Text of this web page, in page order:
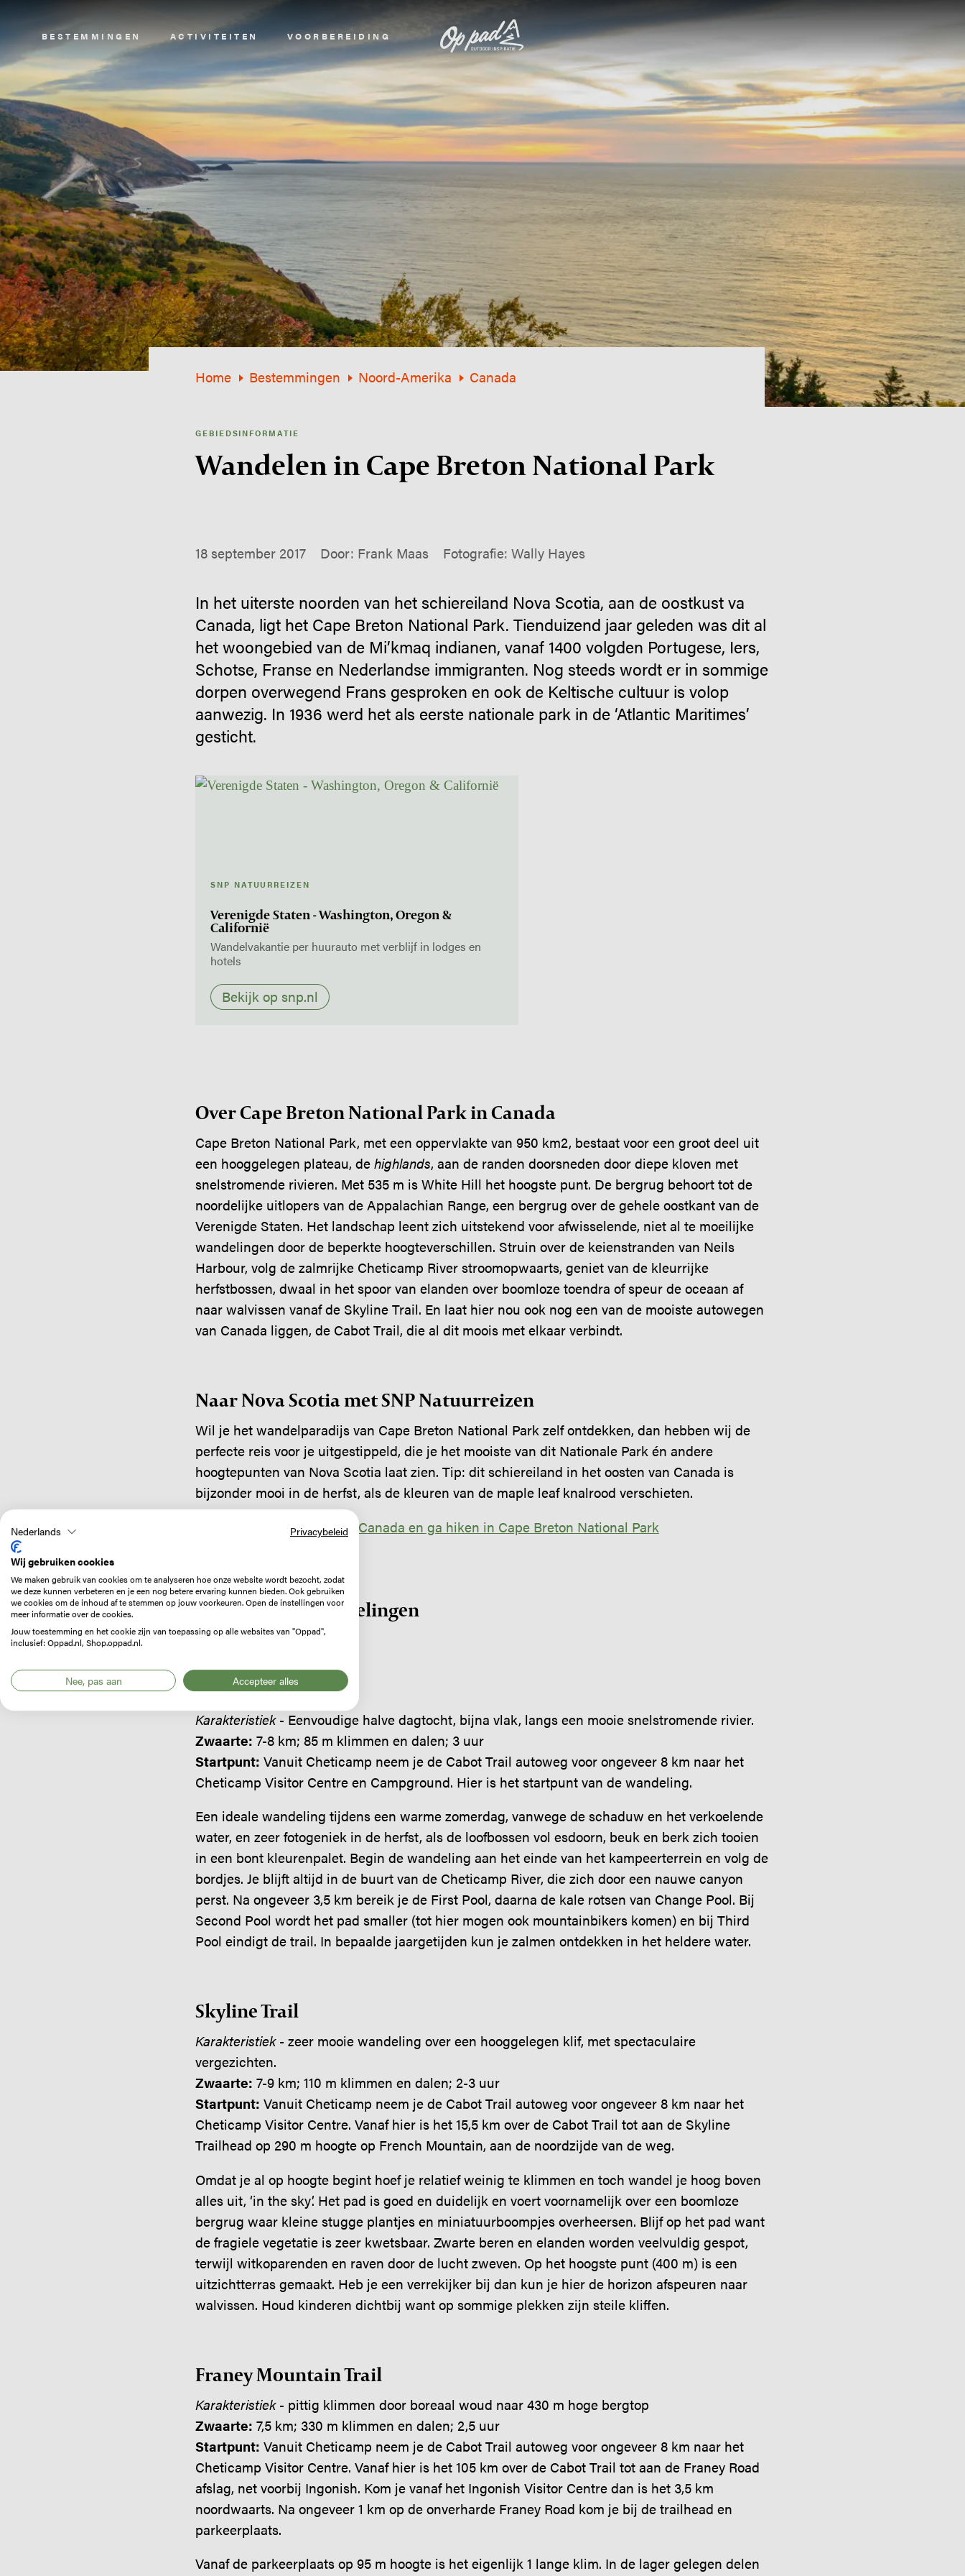
BESTEMMINGEN ACTIVITEITEN VOORBEREIDING
Home Bestemmingen Noord-Amerika Canada
GEBIEDSINFORMATIE
Wandelen in Cape Breton National Park
18 september 2017 Door: Frank Maas Fotografie: Wally Hayes
SNP NATUURREIZEN
Verenigde Staten - Washington, Oregon &
Californië
Wandelvakantie per huurauto met verblijf in lodges en
hotels
Bekijk op snp.nl
In het uiterste noorden van het schiereiland Nova Scotia, aan de oostkust va
Canada, ligt het Cape Breton National Park. Tienduizend jaar geleden was dit al
het woongebied van de Mi’kmaq indianen, vanaf 1400 volgden Portugese, Iers,
Schotse, Franse en Nederlandse immigranten. Nog steeds wordt er in sommige
dorpen overwegend Frans gesproken en ook de Keltische cultuur is volop
aanwezig. In 1936 werd het als eerste nationale park in de ‘Atlantic Maritimes’
gesticht.
Over Cape Breton National Park in Canada
Cape Breton National Park, met een oppervlakte van 950 km2, bestaat voor een groot deel uit
een hooggelegen plateau, dehighlands, aan de randen doorsneden door diepe kloven met
snelstromende rivieren. Met 535 m is White Hill het hoogste punt. De bergrug behoort tot de
noordelijke uitlopers van de Appalachian Range, een bergrug over de gehele oostkant van de
Verenigde Staten. Het landschap leent zich uitstekend voor afwisselende, niet al te moeilijke
wandelingen door de beperkte hoogteverschillen. Struin over de keienstranden van Neils
Harbour, volg de zalmrijke Cheticamp River stroomopwaarts, geniet van de kleurrijke
herfstbossen, dwaal in het spoor van elanden over boomloze toendra of speur de oceaan af
naar walvissen vanaf de Skyline Trail. En laat hier nou ook nog een van de mooiste autowegen
van Canada liggen, de Cabot Trail, die al dit moois met elkaar verbindt.
Naar Nova Scotia met SNP Natuurreizen
Wil je het wandelparadijs van Cape Breton National Park zelf ontdekken, dan hebben wij de
perfecte reis voor je uitgestippeld, die je het mooiste van dit Nationale Park én andere
hoogtepunten van Nova Scotia laat zien. Tip: dit schiereiland in het oosten van Canada is
bijzonder mooi in de herfst, als de kleuren van de maple leaf knalrood verschieten.
Verken de oostkust van Canada en ga hiken in Cape Breton National Park
Tips voor dagwandelingen
Salmon Pools
Karakteristiek - Eenvoudige halve dagtocht, bijna vlak, langs een mooie snelstromende rivier.
Zwaarte: 7-8 km; 85 m klimmen en dalen; 3 uur
Startpunt: Vanuit Cheticamp neem je de Cabot Trail autoweg voor ongeveer 8 km naar het
Cheticamp Visitor Centre en Campground. Hier is het startpunt van de wandeling.
Een ideale wandeling tijdens een warme zomerdag, vanwege de schaduw en het verkoelende
water, en zeer fotogeniek in de herfst, als de loofbossen vol esdoorn, beuk en berk zich tooien
in een bont kleurenpalet. Begin de wandeling aan het einde van het kampeerterrein en volg de
bordjes. Je blijft altijd in de buurt van de Cheticamp River, die zich door een nauwe canyon
perst. Na ongeveer 3,5 km bereik je de First Pool, daarna de kale rotsen van Change Pool. Bij
Second Pool wordt het pad smaller (tot hier mogen ook mountainbikers komen) en bij Third
Pool eindigt de trail. In bepaalde jaargetijden kun je zalmen ontdekken in het heldere water.
Skyline Trail
Karakteristiek- zeer mooie wandeling over een hooggelegen klif, met spectaculaire
vergezichten.
Zwaarte: 7-9 km; 110 m klimmen en dalen; 2-3 uur
Startpunt: Vanuit Cheticamp neem je de Cabot Trail autoweg voor ongeveer 8 km naar het
Cheticamp Visitor Centre. Vanaf hier is het 15,5 km over de Cabot Trail tot aan de Skyline
Trailhead op 290 m hoogte op French Mountain, aan de noordzijde van de weg.
Omdat je al op hoogte begint hoef je relatief weinig te klimmen en toch wandel je hoog boven
alles uit, ‘in the sky’. Het pad is goed en duidelijk en voert voornamelijk over een boomloze
bergrug waar kleine stugge plantjes en miniatuurboompjes overheersen. Blijf op het pad want
de fragiele vegetatie is zeer kwetsbaar. Zwarte beren en elanden worden veelvuldig gespot,
terwijl witkoparenden en raven door de lucht zweven. Op het hoogste punt (400 m) is een
uitzichtterras gemaakt. Heb je een verrekijker bij dan kun je hier de horizon afspeuren naar
walvissen. Houd kinderen dichtbij want op sommige plekken zijn steile kliffen.
Franey Mountain Trail
Karakteristiek - pittig klimmen door boreaal woud naar 430 m hoge bergtop
Zwaarte: 7,5 km; 330 m klimmen en dalen; 2,5 uur
Startpunt: Vanuit Cheticamp neem je de Cabot Trail autoweg voor ongeveer 8 km naar het
Cheticamp Visitor Centre. Vanaf hier is het 105 km over de Cabot Trail tot aan de Franey Road
afslag, net voorbij Ingonish. Kom je vanaf het Ingonish Visitor Centre dan is het 3,5 km
noordwaarts. Na ongeveer 1 km op de onverharde Franey Road kom je bij de trailhead en
parkeerplaats.
Vanaf de parkeerplaats op 95 m hoogte is het eigenlijk 1 lange klim. In de lager gelegen delen
Nederlands Privacybeleid
Wij gebruiken cookies
We maken gebruik van cookies om te analyseren hoe onze website wordt bezocht, zodat
we deze kunnen verbeteren en je een nog betere ervaring kunnen bieden. Ook gebruiken
we cookies om de inhoud af te stemmen op jouw voorkeuren. Open de instellingen voor
meer informatie over de cookies.
Jouw toestemming en het cookie zijn van toepassing op alle websites van "Oppad",
inclusief: Oppad.nl, Shop.oppad.nl.
Nee, pas aan Accepteer alles